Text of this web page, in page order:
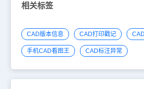
相关标签
CAD版本信息 CAD打印戳记
手机CAD看图王 CAD标注异常